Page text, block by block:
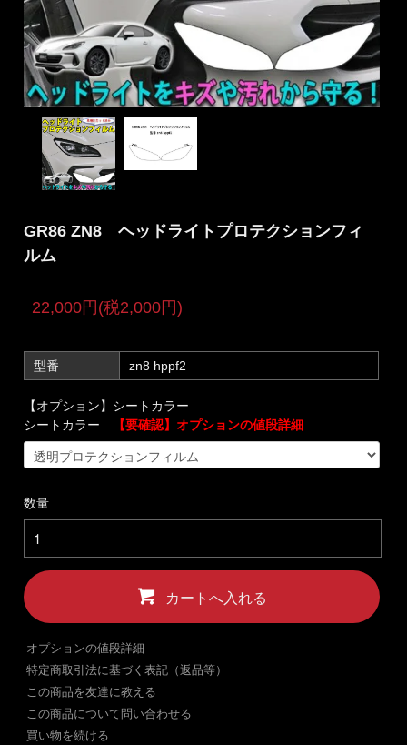
GR86 ZN8 ヘッドライトプロテクションフィ
ルム
22,000円(税2,000円)
型番 zn8 hppf2
【オプション】シートカラー
シートカラー
【要確認】オプションの値段詳細
数量
カートへ入れる
オプションの値段詳細
特定商取引法に基づく表記（返品等）
この商品を友達に教える
この商品について問い合わせる
買い物を続ける